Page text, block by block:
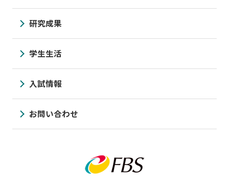
研究成果
学生生活
入試情報
お問い合わせ